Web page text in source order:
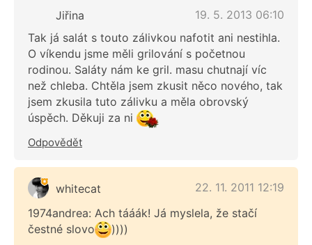
Jiřina
19. 5. 2013 06:10
Tak já salát s touto zálivkou nafotit ani nestihla.
O víkendu jsme měli grilování s početnou
rodinou. Saláty nám ke gril. masu chutnají víc
než chleba. Chtěla jsem zkusit něco nového, tak
jsem zkusila tuto zálivku a měla obrovský
úspěch. Děkuji za ni
Odpovědět
whitecat
22. 11. 2011 12:19
1974andrea: Ach tááák! Já myslela, že stačí
čestné slovo
))))